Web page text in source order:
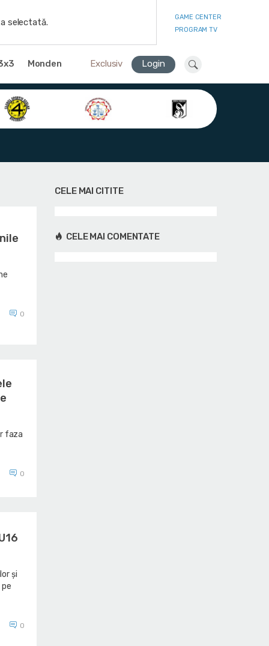
selectată.
GAME CENTER
PROGRAM TV
Monden Exclusiv Login
0
faza
0
și
0
CELE MAI CITITE
CELE MAI COMENTATE